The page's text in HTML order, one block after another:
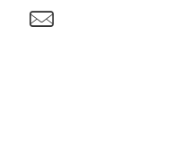
t